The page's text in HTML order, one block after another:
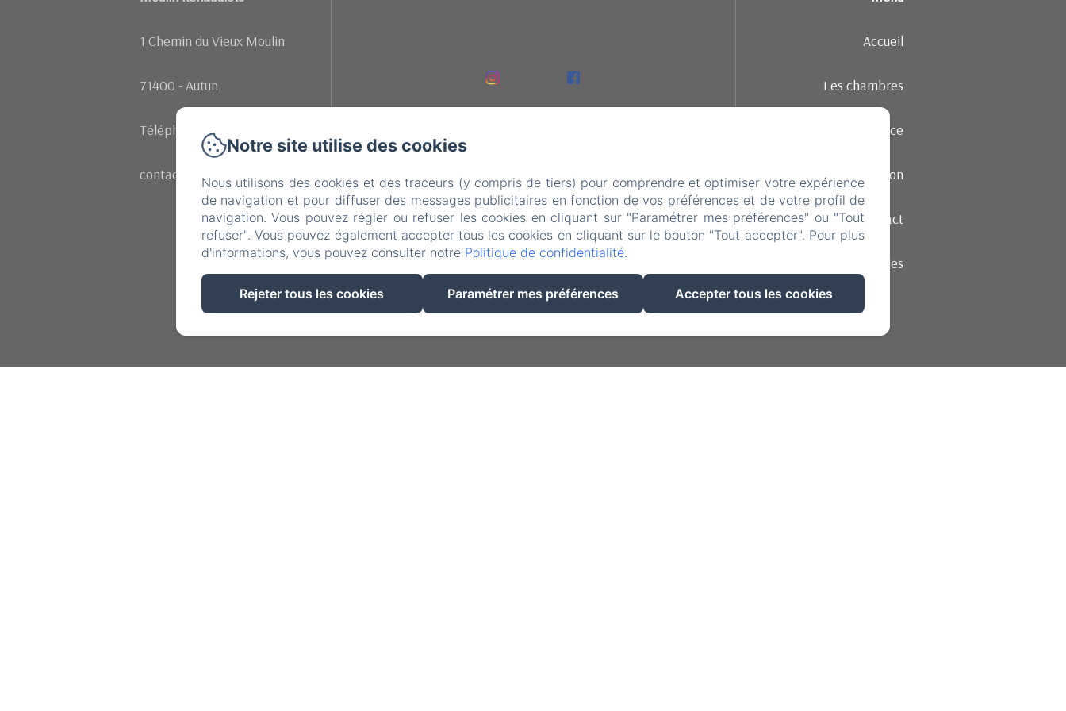
1 Chemin du Vieux Moulin
71400 - Autun
Téléphone: +33 (0)602107342
contact@moulinrenaudiots.com
EN FR
NL
Créé par Amenitiz
Conditions Générales de Vente
Accueil
Les chambres
Ambiance
Restauration
Contact
Mentions légales
Notre site utilise des cookies
Nous utilisons des cookies et des traceurs (y compris de tiers) pour comprendre et optimiser votre expérience
de navigation et pour diffuser des messages publicitaires en fonction de vos préférences et de votre profil de
navigation. Vous pouvez régler ou refuser les cookies en cliquant sur "Paramétrer mes préférences" ou "Tout
refuser". Vous pouvez également accepter tous les cookies en cliquant sur le bouton "Tout accepter". Pour plus
d'informations, vous pouvez consulter notre Politique de confidentialité.
Rejeter tous les cookies Paramétrer mes préférences Accepter tous les cookies